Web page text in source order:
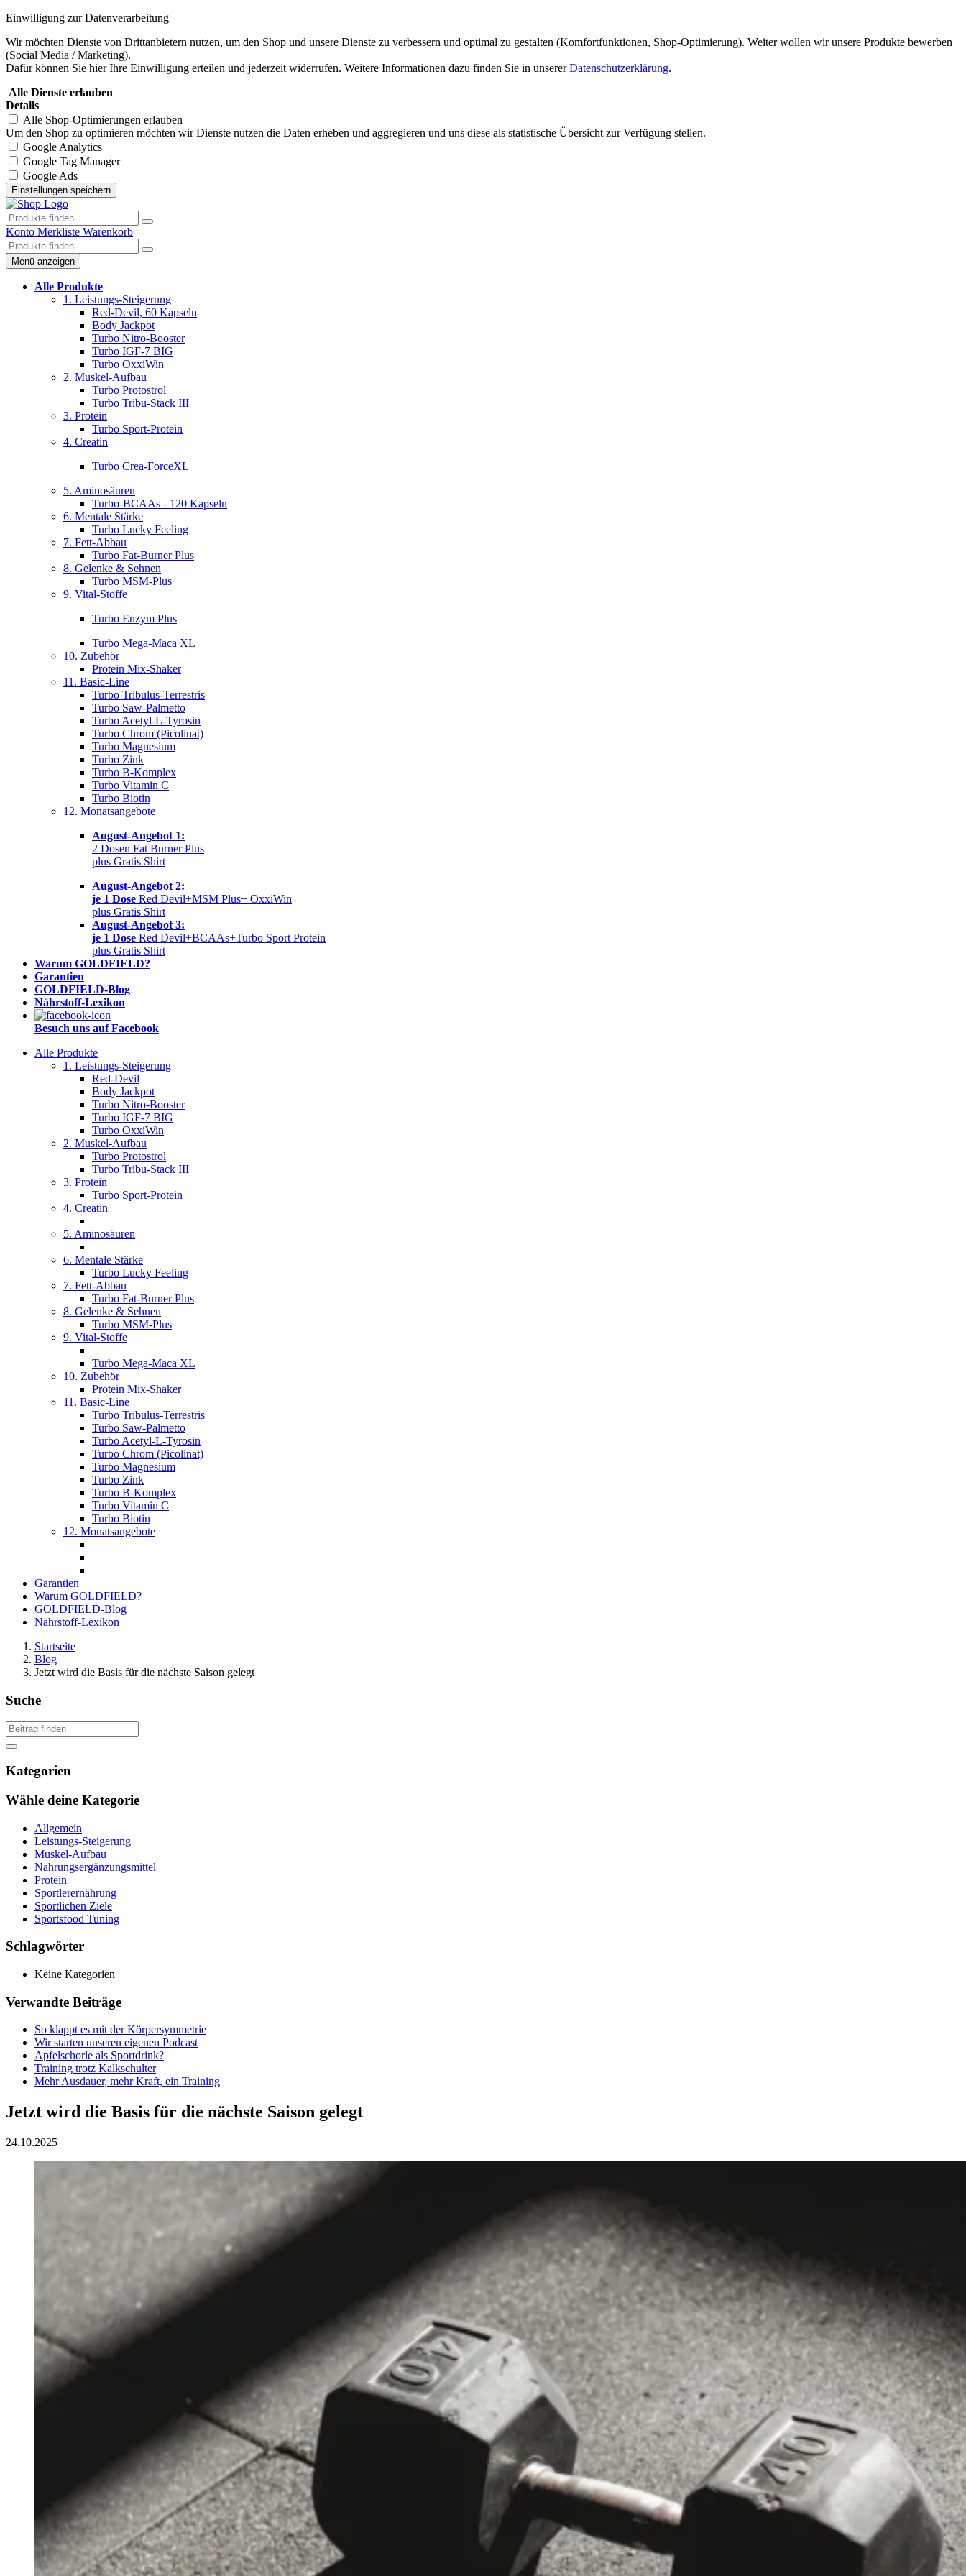
Einwilligung zur Datenverarbeitung
Wir möchten Dienste von Drittanbietern nutzen, um den Shop und unsere Dienste zu verbessern und optimal zu gestalten (Komfortfunktionen, Shop-Optimierung). Weiter wollen wir unsere Produkte bewerben
(Social Media / Marketing).
Dafür können Sie hier Ihre Einwilligung erteilen und jederzeit widerrufen. Weitere Informationen dazu finden Sie in unsererDatenschutzerklärung.
Alle Dienste erlauben
Details
Alle Shop-Optimierungen erlauben
Um den Shop zu optimieren möchten wir Dienste nutzen die Daten erheben und aggregieren und uns diese als statistische Übersicht zur Verfügung stellen.
Google Analytics
Google Tag Manager
Google Ads
Konto Merkliste Warenkorb
Menü anzeigen
Alle Produkte
1. Leistungs-Steigerung
Red-Devil, 60 Kapseln
Body Jackpot
Turbo Nitro-Booster
Turbo IGF-7 BIG
Turbo OxxiWin
2. Muskel-Aufbau
Turbo Protostrol
Turbo Tribu-Stack III
3. Protein
Turbo Sport-Protein
4. Creatin
Turbo Crea-ForceXL
5. Aminosäuren
Turbo-BCAAs - 120 Kapseln
6. Mentale Stärke
Turbo Lucky Feeling
7. Fett-Abbau
Turbo Fat-Burner Plus
8. Gelenke & Sehnen
Turbo MSM-Plus
9. Vital-Stoffe
Turbo Enzym Plus
Turbo Mega-Maca XL
10. Zubehör
Protein Mix-Shaker
11. Basic-Line
Turbo Tribulus-Terrestris
Turbo Saw-Palmetto
Turbo Acetyl-L-Tyrosin
Turbo Chrom (Picolinat)
Turbo Magnesium
Turbo Zink
Turbo B-Komplex
Turbo Vitamin C
Turbo Biotin
12. Monatsangebote
August-Angebot 1:
2 Dosen Fat Burner Plus
plus Gratis Shirt
August-Angebot 2:
je 1 Dose Red Devil+MSM Plus+ OxxiWin
plus Gratis Shirt
August-Angebot 3:
je 1 Dose Red Devil+BCAAs+Turbo Sport Protein
plus Gratis Shirt
Warum GOLDFIELD?
Garantien
GOLDFIELD-Blog
Nährstoff-Lexikon
Besuch uns auf Facebook
Alle Produkte
1. Leistungs-Steigerung
Red-Devil
Body Jackpot
Turbo Nitro-Booster
Turbo IGF-7 BIG
Turbo OxxiWin
2. Muskel-Aufbau
Turbo Protostrol
Turbo Tribu-Stack III
3. Protein
Turbo Sport-Protein
4. Creatin
5. Aminosäuren
6. Mentale Stärke
Turbo Lucky Feeling
7. Fett-Abbau
Turbo Fat-Burner Plus
8. Gelenke & Sehnen
Turbo MSM-Plus
9. Vital-Stoffe
Turbo Mega-Maca XL
10. Zubehör
Protein Mix-Shaker
11. Basic-Line
Turbo Tribulus-Terrestris
Turbo Saw-Palmetto
Turbo Acetyl-L-Tyrosin
Turbo Chrom (Picolinat)
Turbo Magnesium
Turbo Zink
Turbo B-Komplex
Turbo Vitamin C
Turbo Biotin
12. Monatsangebote
Garantien
Warum GOLDFIELD?
GOLDFIELD-Blog
Nährstoff-Lexikon
Startseite
Blog
Jetzt wird die Basis für die nächste Saison gelegt
Suche
Kategorien
Wähle deine Kategorie
Allgemein
Leistungs-Steigerung
Muskel-Aufbau
Nahrungsergänzungsmittel
Protein
Sportlerernährung
Sportlichen Ziele
Sportsfood Tuning
Schlagwörter
Keine Kategorien
Verwandte Beiträge
So klappt es mit der Körpersymmetrie
Wir starten unseren eigenen Podcast
Apfelschorle als Sportdrink?
Training trotz Kalkschulter
Mehr Ausdauer, mehr Kraft, ein Training
Jetzt wird die Basis für die nächste Saison gelegt
24.10.2025